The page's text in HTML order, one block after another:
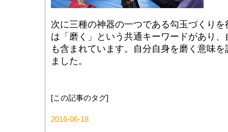
次に三種の神器の一つである勾玉づくり
は「磨く」という共通キーワードがあり
も含まれています。自分自身を磨く意味
ました。
[この記事のタグ]
2016-06-18